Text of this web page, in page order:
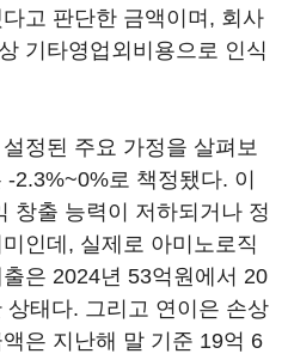
고 판단한 금액이며, 회사
기타영업외비용으로 인식
정된 주요 가정을 살펴보
2.3%~0%로 책정됐다. 이
창출 능력이 저하되거나 정
인데, 실제로 아미노로직
은 2024년 53억원에서 20
태다. 그리고 연이은 손상
은 지난해 말 기준 19억 6